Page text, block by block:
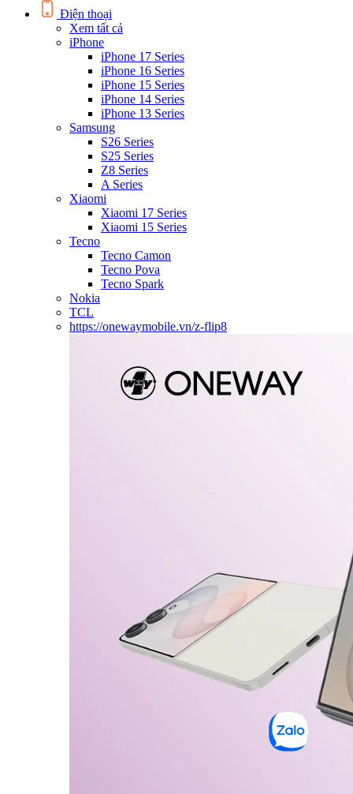
Điện thoại
Xem tất cả
iPhone
iPhone 17 Series
iPhone 16 Series
iPhone 15 Series
iPhone 14 Series
iPhone 13 Series
Samsung
S26 Series
S25 Series
Z8 Series
A Series
Xiaomi
Xiaomi 17 Series
Xiaomi 15 Series
Tecno
Tecno Camon
Tecno Pova
Tecno Spark
Nokia
TCL
https://onewaymobile.vn/z-flip8